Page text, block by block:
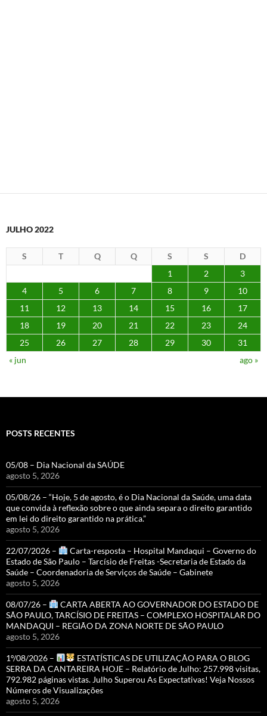
JULHO 2022
S T Q Q S S
D
1
2
3
4
5 6 7 8 9
10
11
12 13 14 15 16
17
18
19 20 21 22 23
24
25
26 27 28 29 30
31
« jun
ago »
POSTS RECENTES
05/08 – Dia Nacional da SAÚDE
agosto 5, 2026
05/08/26 – “Hoje, 5 de agosto, é o Dia Nacional da Saúde, uma data
que convida à reflexão sobre o que ainda separa o direito garantido
em lei do direito garantido na prática.”
agosto 5, 2026
22/07/2026 –
Carta-resposta – Hospital Mandaqui – Governo do
Estado de São Paulo – Tarcísio de Freitas -Secretaria de Estado da
Saúde – Coordenadoria de Serviços de Saúde – Gabinete
agosto 5, 2026
08/07/26 –
CARTA ABERTA AO GOVERNADOR DO ESTADO DE
SÃO PAULO, TARCÍSIO DE FREITAS – COMPLEXO HOSPITALAR DO
MANDAQUI – REGIÃO DA ZONA NORTE DE SÃO PAULO
agosto 5, 2026
1º/08/2026 –
ESTATÍSTICAS DE UTILIZAÇÃO PARA O BLOG
SERRA DA CANTAREIRA HOJE – Relatório de Julho: 257.998 visitas,
792.982 páginas vistas. Julho Superou As Expectativas! Veja Nossos
Números de Visualizações
agosto 5, 2026